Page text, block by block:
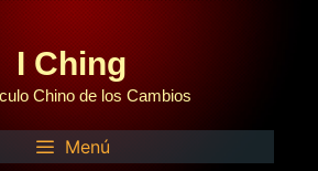
I Ching
Chino de los Cambios
Menú